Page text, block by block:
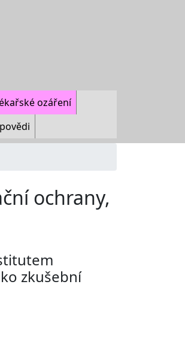
ozáření
ochrany,
zkušební